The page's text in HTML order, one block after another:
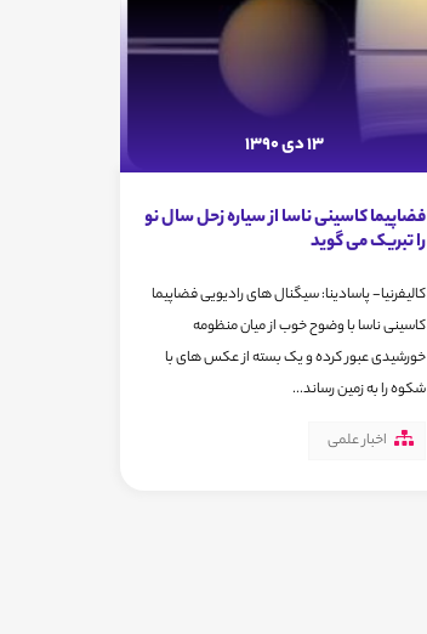
13 دی 1390
فضاپیما کاسینی ناسا از سیاره زحل سال نو
را تبریک می گوید
کالیفرنیا- پاسادینا: سیگنال های رادیویی فضاپیما
کاسینی ناسا با وضوح خوب از میان منظومه
خورشیدی عبور کرده و یک بسته از عکس های با
شکوه را به زمین رساند...
اخبار علمی